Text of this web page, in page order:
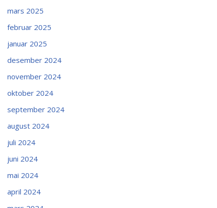
mars 2025
februar 2025
januar 2025
desember 2024
november 2024
oktober 2024
september 2024
august 2024
juli 2024
juni 2024
mai 2024
april 2024